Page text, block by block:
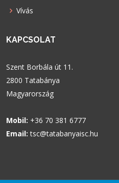
Vívás
KAPCSOLAT
Szent Borbála út 11.
2800 Tatabánya
Magyarország
Mobil: +36 70 381 6777
Email: tsc@tatabanyaisc.hu